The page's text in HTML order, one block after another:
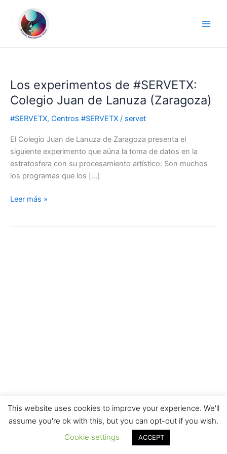
contenido
Los experimentos de #SERVETX:
Colegio Juan de Lanuza (Zaragoza)
#SERVETX, Centros #SERVETX / servet
El Colegio Juan de Lanuza de Zaragoza presenta el
siguiente experimento que aúna la toma de datos en la
estratosfera con su procesamiento artístico: Son muchos
los programas que los […]
Los
experimentos
de
#SERVETX:
Juan
de
Lanuza
(Zaragoza)
Leer más »
Copyright © 2026 | Powered by Proyecto Servet
This website uses cookies to improve your experience. We'll
assume you're ok with this, but you can opt-out if you wish.
Cookie settings
ACCEPT